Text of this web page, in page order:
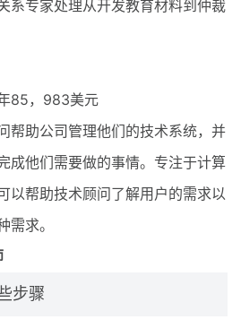
系专家处理从开发教育材料到仲裁
85，983美元
助公司管理他们的技术系统，并
成他们需要做的事情。专注于计算
以帮助技术顾问了解用户的需求以
需求。
步骤